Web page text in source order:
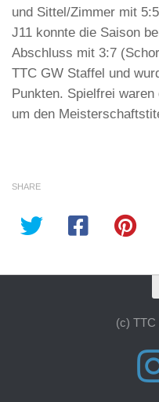
und Sittel/Zimmer mit
J11 konnte die Saison
Abschluss mit 3:7
TTC GW Staffel und
Punkten. Spielfrei
um den
SHARE
(c) TTC